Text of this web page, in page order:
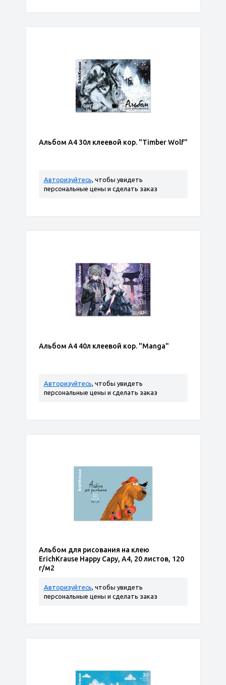
Альбом А4 30л клеевой кор. "Timber Wolf"
Авторизуйтесь, чтобы увидеть
персональные цены и сделать заказ
Альбом А4 40л клеевой кор. "Manga"
Авторизуйтесь, чтобы увидеть
персональные цены и сделать заказ
Альбом для рисования на клею
ErichKrause Happy Capy, А4, 20 листов, 120
г/м2
Авторизуйтесь, чтобы увидеть
персональные цены и сделать заказ